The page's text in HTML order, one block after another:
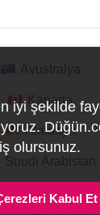
Kanada
Almanya
iyi şekilde
olursunuz.
Kabul Et